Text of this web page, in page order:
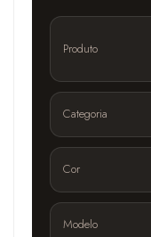
Produto
Categoria
Cor
Modelo